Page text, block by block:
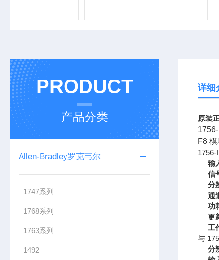
PRODUCT
产品分类
Allen-Bradley罗克韦尔
1747系列
1768系列
1763系列
1492
详细
原装
F8
1756-
输
信
分
通
功
更
工
与
分